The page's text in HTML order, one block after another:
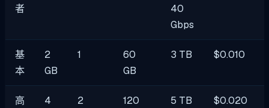
者
40
Gbps
基
本
2
GB
1
60
GB
3 TB $0.010
高
4
2
120
5 TB $0.020